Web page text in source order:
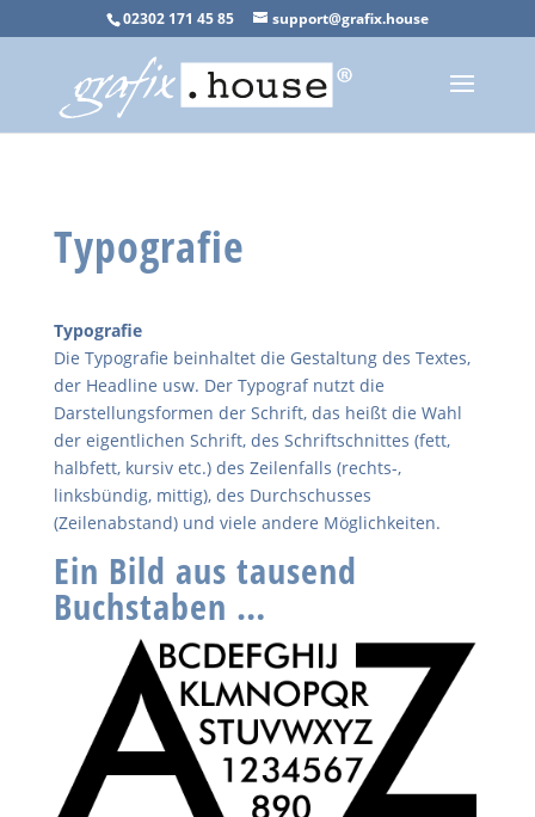
02302 171 45 85 support@grafix.house
Typografie
Typografie
Die Typografie beinhaltet die Gestaltung des Textes,
der Headline usw. Der Typograf nutzt die
Darstellungsformen der Schrift, das heißt die Wahl
der eigentlichen Schrift, des Schriftschnittes (fett,
halbfett, kursiv etc.) des Zeilenfalls (rechts-,
linksbündig, mittig), des Durchschusses
(Zeilenabstand) und viele andere Möglichkeiten.
Ein Bild aus tausend
Buchstaben …